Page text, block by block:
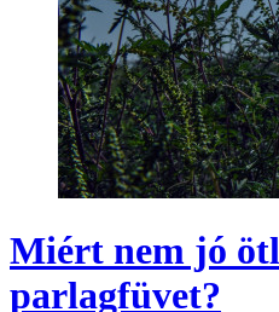
Miért nem jó
parlagfüvet?